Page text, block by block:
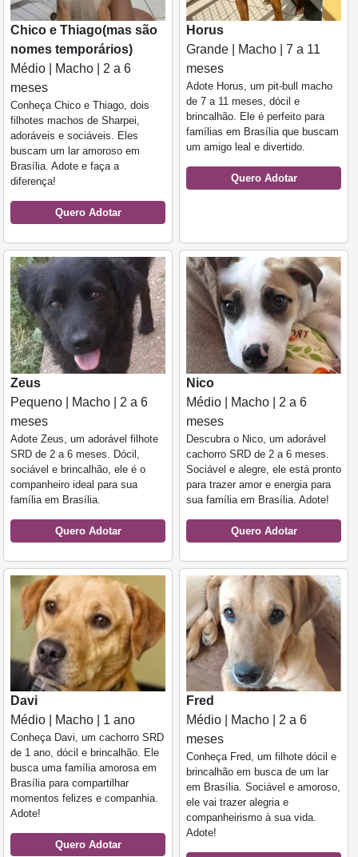
Chico e Thiago(mas são
nomes temporários)
Médio | Macho | 2 a 6
meses
Conheça Chico e Thiago, dois
filhotes machos de Sharpei,
adoráveis e sociáveis. Eles
buscam um lar amoroso em
Brasília. Adote e faça a
diferença!
Quero Adotar
Horus
Grande | Macho | 7 a 11
meses
Adote Horus, um pit-bull macho
de 7 a 11 meses, dócil e
brincalhão. Ele é perfeito para
famílias em Brasília que buscam
um amigo leal e divertido.
Quero Adotar
Zeus
Pequeno | Macho | 2 a 6
meses
Adote Zeus, um adorável filhote
SRD de 2 a 6 meses. Dócil,
sociável e brincalhão, ele é o
companheiro ideal para sua
família em Brasília.
Quero Adotar
Nico
Médio | Macho | 2 a 6
meses
Descubra o Nico, um adorável
cachorro SRD de 2 a 6 meses.
Sociável e alegre, ele está pronto
para trazer amor e energia para
sua família em Brasília. Adote!
Quero Adotar
Davi
Médio | Macho | 1 ano
Conheça Davi, um cachorro SRD
de 1 ano, dócil e brincalhão. Ele
busca uma família amorosa em
Brasília para compartilhar
momentos felizes e companhia.
Adote!
Quero Adotar
Fred
Médio | Macho | 2 a 6
meses
Conheça Fred, um filhote dócil e
brincalhão em busca de um lar
em Brasília. Sociável e amoroso,
ele vai trazer alegria e
companheirismo à sua vida.
Adote!